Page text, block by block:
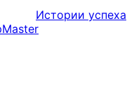
Истории успеха